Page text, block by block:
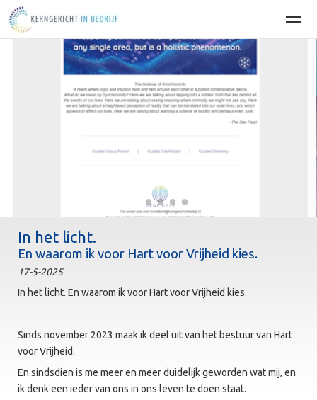
BEDRIJFSOPTIMALISATIE PERSOONLIJKE
Agenda Nieuws Zoeken
● ● ● ●
In het licht.
En waarom ik voor Hart voor Vrijheid kies.
17-5-2025
In het licht. En waarom ik voor Hart voor Vrijheid kies.
Sinds november 2023 maak ik deel uit van het bestuur van Hart
voor Vrijheid.
En sindsdien is me meer en meer duidelijk geworden wat mij, en
ik denk een ieder van ons in ons leven te doen staat.